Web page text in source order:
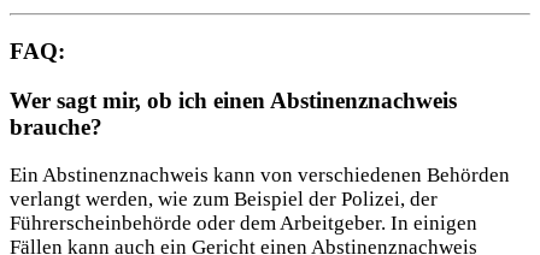
FAQ:
Wer sagt mir, ob ich einen Abstinenznachweis
brauche?
Ein Abstinenznachweis kann von verschiedenen Behörden
verlangt werden, wie zum Beispiel der Polizei, der
Führerscheinbehörde oder dem Arbeitgeber. In einigen
Fällen kann auch ein Gericht einen Abstinenznachweis